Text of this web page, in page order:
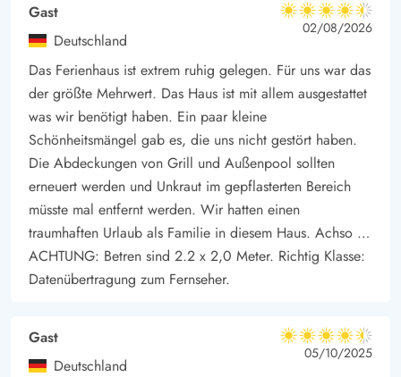
Gast
Deutschland
4.5 von 5
4.5 von 5
4.5 out of 5
02/08/2026
Das Ferienhaus ist extrem ruhig gelegen. Für uns war das
der größte Mehrwert. Das Haus ist mit allem ausgestattet
was wir benötigt haben. Ein paar kleine
Schönheitsmängel gab es, die uns nicht gestört haben.
Die Abdeckungen von Grill und Außenpool sollten
erneuert werden und Unkraut im gepflasterten Bereich
müsste mal entfernt werden. Wir hatten einen
traumhaften Urlaub als Familie in diesem Haus. Achso …
ACHTUNG: Betren sind 2.2 x 2,0 Meter. Richtig Klasse:
Datenübertragung zum Fernseher.
Gast
Deutschland
4.5 von 5
4.5 von 5
4.5 out of 5
05/10/2025